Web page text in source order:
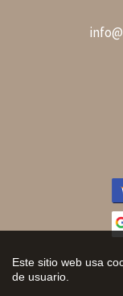
Este sitio web usa
de usuario.